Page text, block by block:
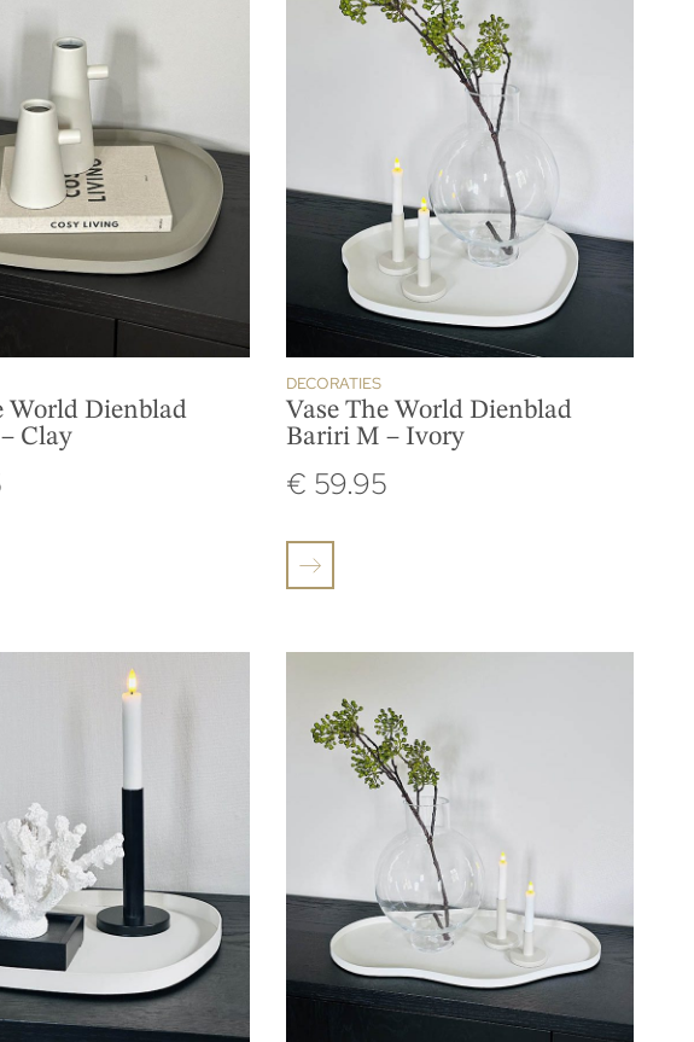
World Dienblad
Clay
DECORATIES
Vase The World Dienblad
Bariri M – Ivory
€ 59.95